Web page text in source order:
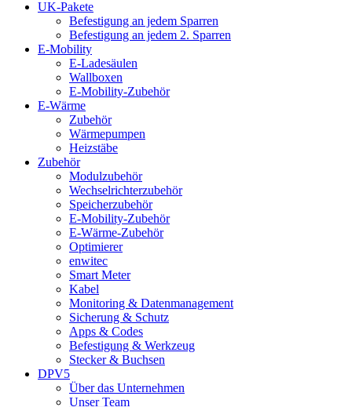
UK-Pakete
Befestigung an jedem Sparren
Befestigung an jedem 2. Sparren
E-Mobility
E-Ladesäulen
Wallboxen
E-Mobility-Zubehör
E-Wärme
Zubehör
Wärmepumpen
Heizstäbe
Zubehör
Modulzubehör
Wechselrichterzubehör
Speicherzubehör
E-Mobility-Zubehör
E-Wärme-Zubehör
Optimierer
enwitec
Smart Meter
Kabel
Monitoring & Datenmanagement
Sicherung & Schutz
Apps & Codes
Befestigung & Werkzeug
Stecker & Buchsen
DPV5
Über das Unternehmen
Unser Team